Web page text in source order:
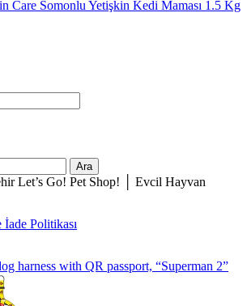
Care Somonlu Yetişkin Kedi Maması 1.5 Kg
Ara
Let’s Go! Pet Shop! │ Evcil Hayvan
Politikası
harness with QR passport, “Superman 2”